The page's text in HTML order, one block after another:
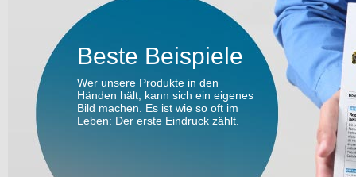
Beste Beispiele
Wer unsere Produkte in den
Händen hält, kann sich ein eigenes
Bild machen. Es ist wie so oft im
Leben: Der erste Eindruck zählt.